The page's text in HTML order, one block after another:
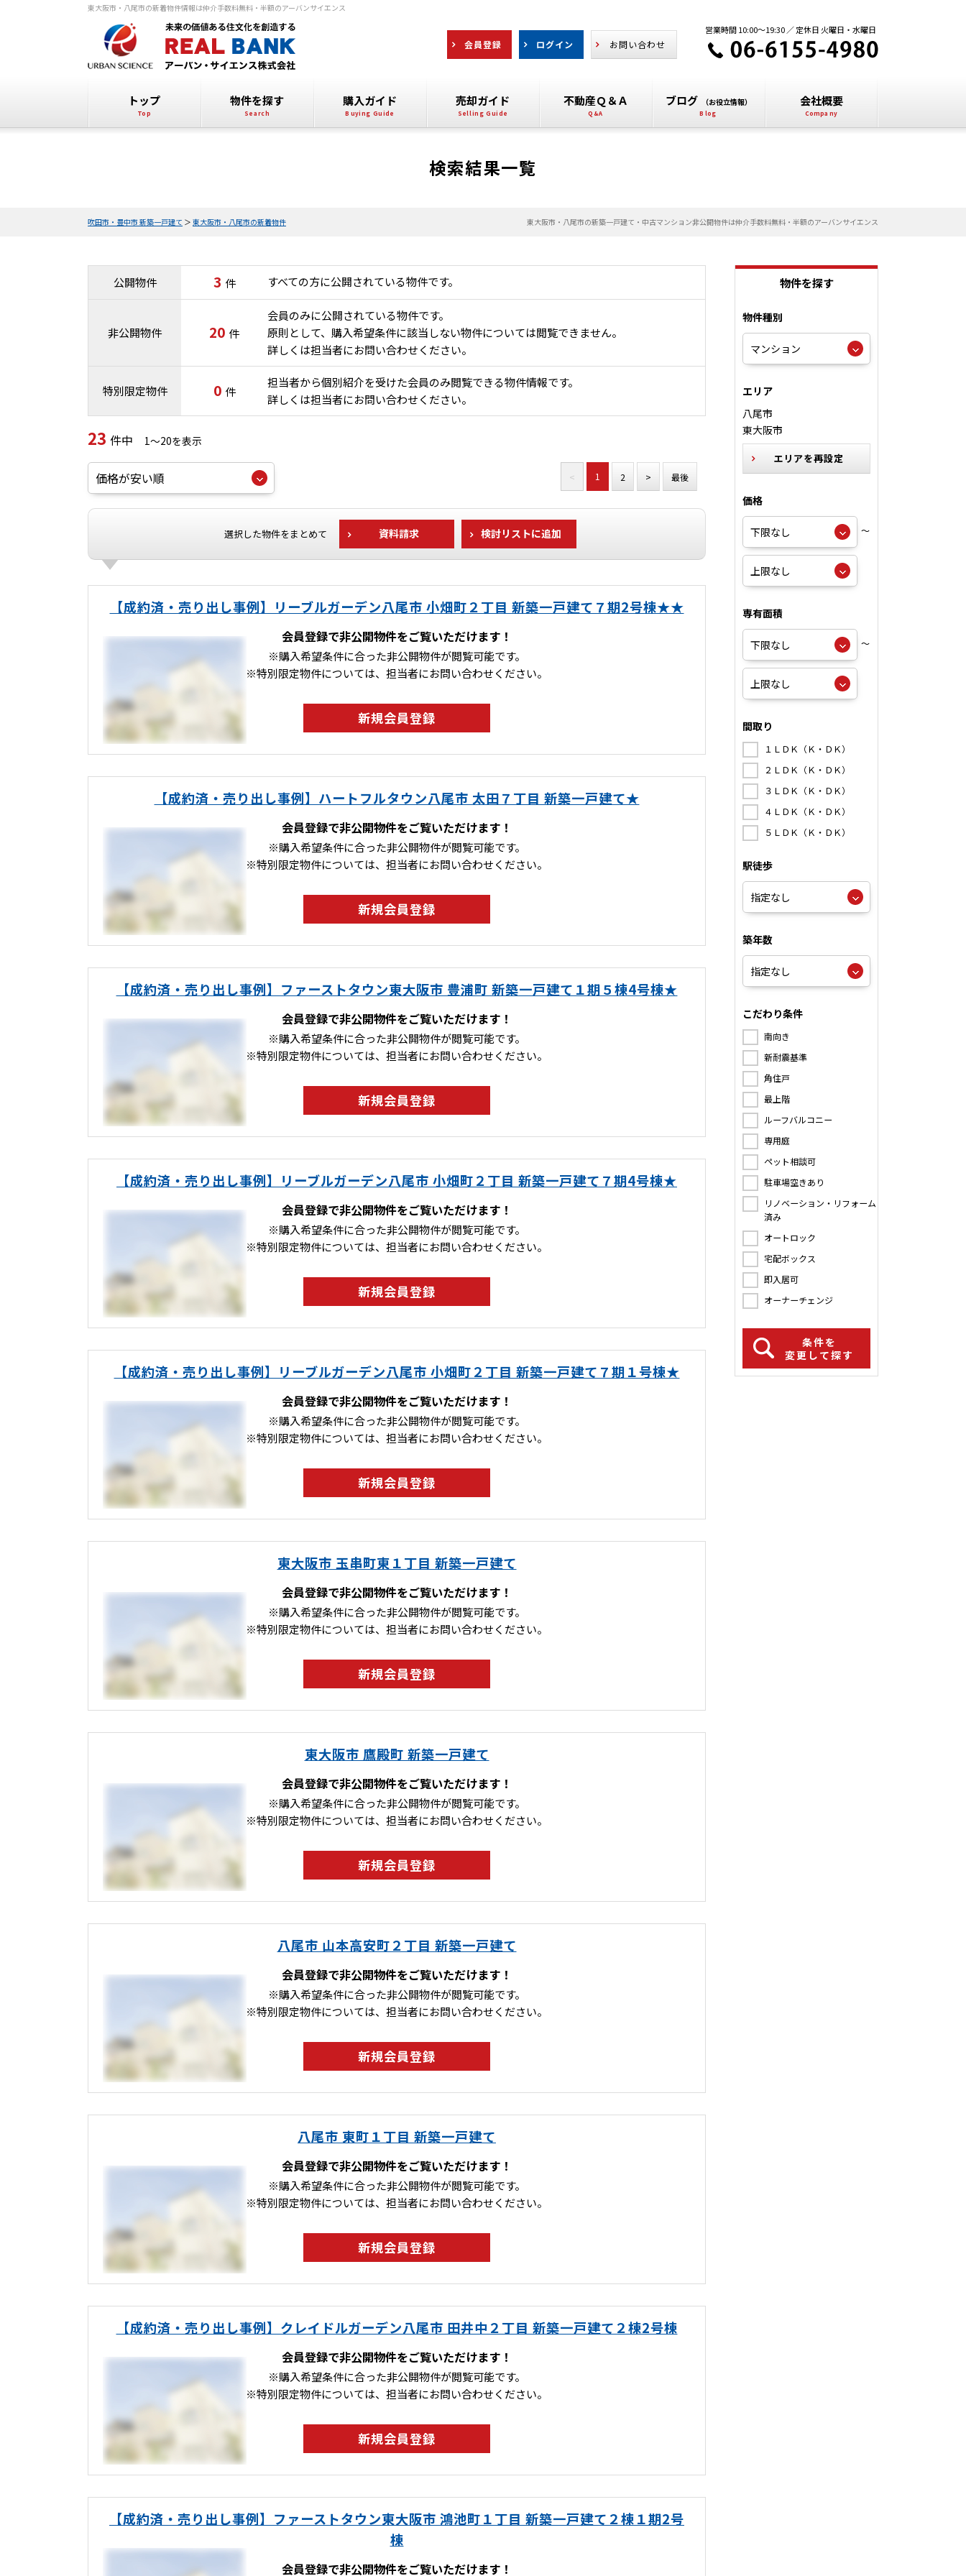
東大阪市・八尾市の新着物件情報は仲介手数料無料・半額のアーバンサイエンス
会員登録 ログイン お問い合わせ
営業時間 10:00～19:30 ／ 定休日 火曜日・水曜日
トップ 物件を探す 購入ガイド 売却ガイド 不動産Ｑ＆Ａ ブログ （お役立情報） 会社概要
検索結果一覧
吹田市・豊中市 新築一戸建て ＞ 東大阪市・八尾市の新着物件 東大阪市・八尾市の新築一戸建て・中古マンション非公開物件は仲介手数料無料・半額のアーバンサイエンス
公開物件 3 件 すべての方に公開されている物件です。
非公開物件 20 件
会員のみに公開されている物件です。
原則として、購入希望条件に該当しない物件については閲覧できません。
詳しくは担当者にお問い合わせください。
特別限定物件 0 件
担当者から個別紹介を受けた会員のみ閲覧できる物件情報です。
詳しくは担当者にお問い合わせください。
23 件中 1～20を表示
< 1 2 > 最後
選択した物件をまとめて 資料請求 検討リストに追加
【成約済・売り出し事例】リーブルガーデン八尾市 小畑町２丁目 新築一戸建て７期2号棟★★
会員登録で非公開物件をご覧いただけます！
※購入希望条件に合った非公開物件が閲覧可能です。
※特別限定物件については、担当者にお問い合わせください。
新規会員登録
【成約済・売り出し事例】ハートフルタウン八尾市 太田７丁目 新築一戸建て★
会員登録で非公開物件をご覧いただけます！
※購入希望条件に合った非公開物件が閲覧可能です。
※特別限定物件については、担当者にお問い合わせください。
新規会員登録
【成約済・売り出し事例】ファーストタウン東大阪市 豊浦町 新築一戸建て１期５棟4号棟★
会員登録で非公開物件をご覧いただけます！
※購入希望条件に合った非公開物件が閲覧可能です。
※特別限定物件については、担当者にお問い合わせください。
新規会員登録
【成約済・売り出し事例】リーブルガーデン八尾市 小畑町２丁目 新築一戸建て７期4号棟★
会員登録で非公開物件をご覧いただけます！
※購入希望条件に合った非公開物件が閲覧可能です。
※特別限定物件については、担当者にお問い合わせください。
新規会員登録
【成約済・売り出し事例】リーブルガーデン八尾市 小畑町２丁目 新築一戸建て７期１号棟★
会員登録で非公開物件をご覧いただけます！
※購入希望条件に合った非公開物件が閲覧可能です。
※特別限定物件については、担当者にお問い合わせください。
新規会員登録
東大阪市 玉串町東１丁目 新築一戸建て
会員登録で非公開物件をご覧いただけます！
※購入希望条件に合った非公開物件が閲覧可能です。
※特別限定物件については、担当者にお問い合わせください。
新規会員登録
東大阪市 鷹殿町 新築一戸建て
会員登録で非公開物件をご覧いただけます！
※購入希望条件に合った非公開物件が閲覧可能です。
※特別限定物件については、担当者にお問い合わせください。
新規会員登録
八尾市 山本高安町２丁目 新築一戸建て
会員登録で非公開物件をご覧いただけます！
※購入希望条件に合った非公開物件が閲覧可能です。
※特別限定物件については、担当者にお問い合わせください。
新規会員登録
八尾市 東町１丁目 新築一戸建て
会員登録で非公開物件をご覧いただけます！
※購入希望条件に合った非公開物件が閲覧可能です。
※特別限定物件については、担当者にお問い合わせください。
新規会員登録
【成約済・売り出し事例】クレイドルガーデン八尾市 田井中２丁目 新築一戸建て２棟2号棟
会員登録で非公開物件をご覧いただけます！
※購入希望条件に合った非公開物件が閲覧可能です。
※特別限定物件については、担当者にお問い合わせください。
新規会員登録
【成約済・売り出し事例】ファーストタウン東大阪市 鴻池町１丁目 新築一戸建て２棟１期2号
棟
会員登録で非公開物件をご覧いただけます！
物件を探す
物件種別
エリア
八尾市
東大阪市
エリアを再設定
価格
～
専有面積
～
間取り
１ＬＤＫ（Ｋ・ＤＫ）
２ＬＤＫ（Ｋ・ＤＫ）
３ＬＤＫ（Ｋ・ＤＫ）
４ＬＤＫ（Ｋ・ＤＫ）
５ＬＤＫ（Ｋ・ＤＫ）
駅徒歩
築年数
こだわり条件
南向き
新耐震基準
角住戸
最上階
ルーフバルコニー
専用庭
ペット相談可
駐車場空きあり
リノベーション・リフォーム
済み
オートロック
宅配ボックス
即入居可
オーナーチェンジ
条件を
変更して探す